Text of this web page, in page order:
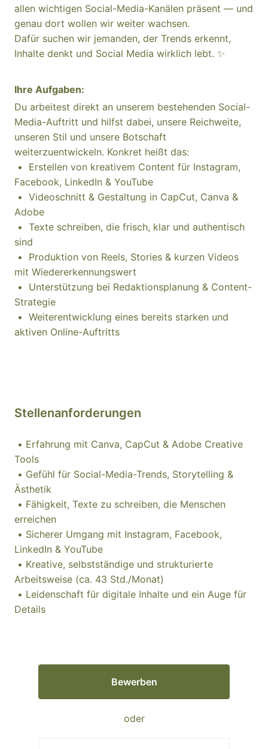
allen wichtigen Social-Media-Kanälen präsent — und
genau dort wollen wir weiter wachsen.
Dafür suchen wir jemanden, der Trends erkennt,
Inhalte denkt und Social Media wirklich lebt. ✨
Ihre Aufgaben:
Du arbeitest direkt an unserem bestehenden Social-
Media-Auftritt und hilfst dabei, unsere Reichweite,
unseren Stil und unsere Botschaft
weiterzuentwickeln. Konkret heißt das:
• Erstellen von kreativem Content für Instagram,
Facebook, LinkedIn & YouTube
• Videoschnitt & Gestaltung in CapCut, Canva &
Adobe
• Texte schreiben, die frisch, klar und authentisch
sind
• Produktion von Reels, Stories & kurzen Videos
mit Wiedererkennungswert
• Unterstützung bei Redaktionsplanung & Content-
Strategie
• Weiterentwicklung eines bereits starken und
aktiven Online-Auftritts
Stellenanforderungen
• Erfahrung mit Canva, CapCut & Adobe Creative
Tools
• Gefühl für Social-Media-Trends, Storytelling &
Ästhetik
• Fähigkeit, Texte zu schreiben, die Menschen
erreichen
• Sicherer Umgang mit Instagram, Facebook,
LinkedIn & YouTube
• Kreative, selbstständige und strukturierte
Arbeitsweise (ca. 43 Std./Monat)
• Leidenschaft für digitale Inhalte und ein Auge für
Details
Bewerben
oder